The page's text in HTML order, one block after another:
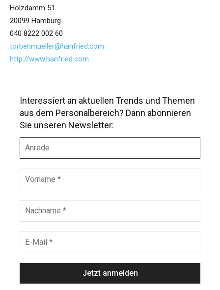
Holzdamm 51
20099 Hamburg
040 8222 002 60
torbenmueller@hanfried.com
http://www.hanfried.com
Interessiert an aktuellen Trends und Themen
aus dem Personalbereich? Dann abonnieren
Sie unseren Newsletter:
r
e
e
r
n
m
c
h
a
M
a
l